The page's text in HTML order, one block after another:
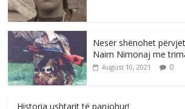
Nesër shënohet
Naim Nimonaj me
August 10, 2021 0
Historia ushtarit të panjohur!